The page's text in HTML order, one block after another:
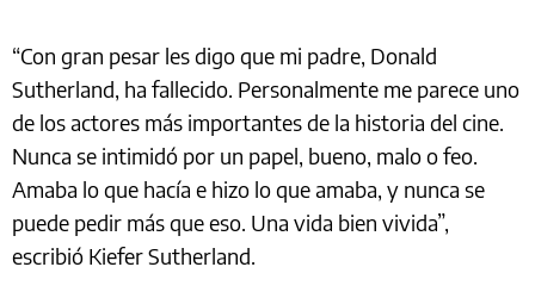
“Con gran pesar les digo que mi padre, Donald
Sutherland, ha fallecido. Personalmente me parece uno
de los actores más importantes de la historia del cine.
Nunca se intimidó por un papel, bueno, malo o feo.
Amaba lo que hacía e hizo lo que amaba, y nunca se
puede pedir más que eso. Una vida bien vivida”,
escribió Kiefer Sutherland.